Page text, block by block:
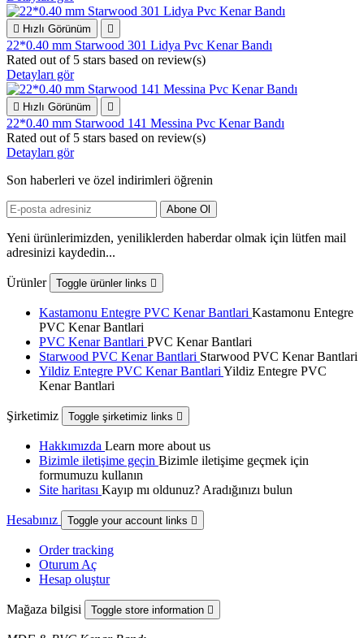
 Hızlı Görünüm 
22*0.40 mm Starwood 301 Lidya Pvc Kenar Bandı
Rated out of 5 stars based on review(s)
Detayları gör
 Hızlı Görünüm 
22*0.40 mm Starwood 141 Messina Pvc Kenar Bandı
Rated out of 5 stars based on review(s)
Detayları gör
Son haberleri ve özel indirimleri öğrenin
Yeni ürünlerimizden, yeniliklerden haberdar olmak için lütfen mail
adresinizi kaydedin...
Ürünler Toggle ürünler links 
Kastamonu Entegre PVC Kenar Bantlari Kastamonu Entegre
PVC Kenar Bantlari
PVC Kenar Bantlari PVC Kenar Bantlari
Starwood PVC Kenar Bantlari Starwood PVC Kenar Bantlari
Yildiz Entegre PVC Kenar Bantlari Yildiz Entegre PVC
Kenar Bantlari
Şirketimiz Toggle şirketimiz links 
Hakkımızda Learn more about us
Bizimle iletişime geçin Bizimle iletişime geçmek için
formumuzu kullanın
Site haritası Kayıp mı oldunuz? Aradığınızı bulun
Hesabınız Toggle your account links 
Order tracking
Oturum Aç
Hesap oluştur
Mağaza bilgisi Toggle store information 